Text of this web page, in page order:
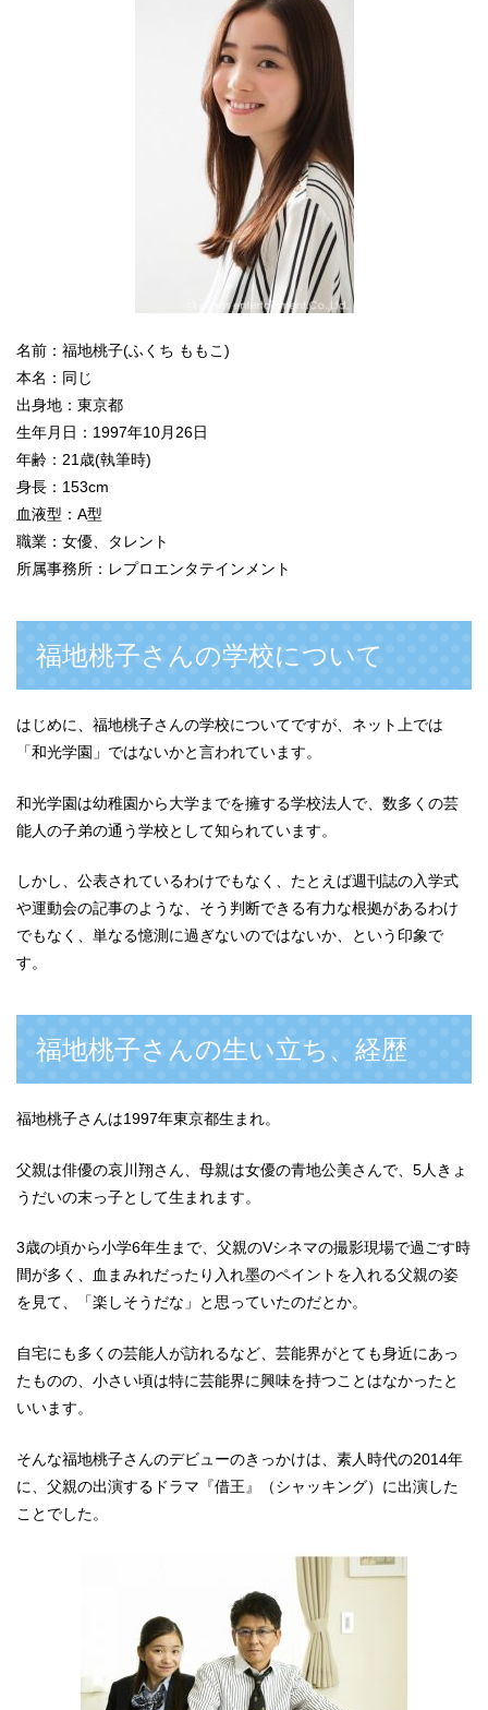
名前：福地桃子(ふくち ももこ)
本名：同じ
出身地：東京都
生年月日：1997年10月26日
年齢：21歳(執筆時)
身長：153cm
血液型：A型
職業：女優、タレント
所属事務所：レプロエンタテインメント
福地桃子さんの学校について
はじめに、福地桃子さんの学校についてですが、ネット上では
「和光学園」ではないかと言われています。
和光学園は幼稚園から大学までを擁する学校法人で、数多くの芸
能人の子弟の通う学校として知られています。
しかし、公表されているわけでもなく、たとえば週刊誌の入学式
や運動会の記事のような、そう判断できる有力な根拠があるわけ
でもなく、単なる憶測に過ぎないのではないか、という印象で
す。
福地桃子さんの生い立ち、経歴
福地桃子さんは1997年東京都生まれ。
父親は俳優の哀川翔さん、母親は女優の青地公美さんで、5人きょ
うだいの末っ子として生まれます。
3歳の頃から小学6年生まで、父親のVシネマの撮影現場で過ごす時
間が多く、血まみれだったり入れ墨のペイントを入れる父親の姿
を見て、「楽しそうだな」と思っていたのだとか。
自宅にも多くの芸能人が訪れるなど、芸能界がとても身近にあっ
たものの、小さい頃は特に芸能界に興味を持つことはなかったと
いいます。
そんな福地桃子さんのデビューのきっかけは、素人時代の2014年
に、父親の出演するドラマ『借王』（シャッキング）に出演した
ことでした。